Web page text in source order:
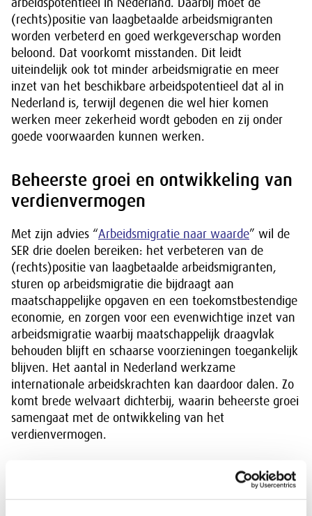
arbeidspotentieel in Nederland. Daarbij moet de
(rechts)positie van laagbetaalde arbeidsmigranten
worden verbeterd en goed werkgeverschap worden
beloond. Dat voorkomt misstanden. Dit leidt
uiteindelijk ook tot minder arbeidsmigratie en meer
inzet van het beschikbare arbeidspotentieel dat al in
Nederland is, terwijl degenen die wel hier komen
werken meer zekerheid wordt geboden en zij onder
goede voorwaarden kunnen werken.
Beheerste groei en ontwikkeling van
verdienvermogen
Met zijn advies “Arbeidsmigratie naar waarde” wil de
SER drie doelen bereiken: het verbeteren van de
(rechts)positie van laagbetaalde arbeidsmigranten,
sturen op arbeidsmigratie die bijdraagt aan
maatschappelijke opgaven en een toekomstbestendige
economie, en zorgen voor een evenwichtige inzet van
arbeidsmigratie waarbij maatschappelijk draagvlak
behouden blijft en schaarse voorzieningen toegankelijk
blijven. Het aantal in Nederland werkzame
internationale arbeidskrachten kan daardoor dalen. Zo
komt brede welvaart dichterbij, waarin beheerste groei
samengaat met de ontwikkeling van het
verdienvermogen.